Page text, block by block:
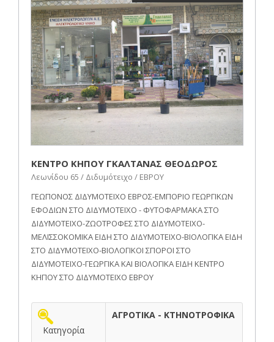
ΚΕΝΤΡΟ ΚΗΠΟΥ ΓΚΑΛΤΑΝΑΣ ΘΕΟΔΩΡΟΣ
Λεωνίδου 65 / Διδυμότειχο / ΕΒΡΟΥ
ΓΕΩΠΟΝΟΣ ΔΙΔΥΜΟΤΕΙΧΟ ΕΒΡΟΣ-ΕΜΠΟΡΙΟ ΓΕΩΡΓΙΚΩΝ
ΕΦΟΔΙΩΝ ΣΤΟ ΔΙΔΥΜΟΤΕΙΧΟ - ΦΥΤΟΦΑΡΜΑΚΑ ΣΤΟ
ΔΙΔΥΜΟΤΕΙΧΟ-ΖΩΟΤΡΟΦΕΣ ΣΤΟ ΔΙΔΥΜΟΤΕΙΧΟ-
ΜΕΛΙΣΣΟΚΟΜΙΚΑ ΕΙΔΗ ΣΤΟ ΔΙΔΥΜΟΤΕΙΧΟ-ΒΙΟΛΟΓΙΚΑ ΕΙΔΗ
ΣΤΟ ΔΙΔΥΜΟΤΕΙΧΟ-ΒΙΟΛΟΓΙΚΟΙ ΣΠΟΡΟΙ ΣΤΟ
ΔΙΔΥΜΟΤΕΙΧΟ-ΓΕΩΡΓΙΚΑ ΚΑΙ ΒΙΟΛΟΓΙΚΑ ΕΙΔΗ ΚΕΝΤΡΟ
ΚΗΠΟΥ ΣΤΟ ΔΙΔΥΜΟΤΕΙΧΟ ΕΒΡΟΥ
Κατηγορία
ΑΓΡΟΤΙΚΑ - ΚΤΗΝΟΤΡΟΦΙΚΑ